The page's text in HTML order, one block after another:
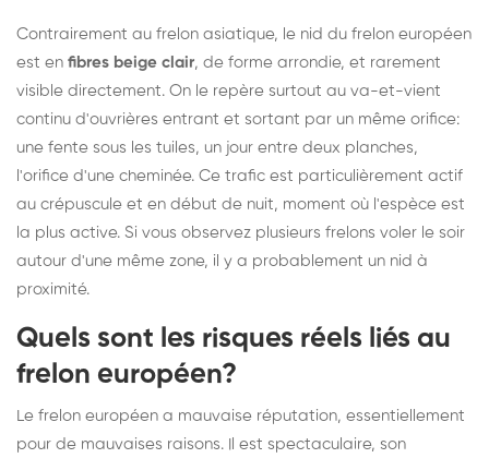
Contrairement au frelon asiatique, le nid du frelon européen
est en fibres beige clair, de forme arrondie, et rarement
visible directement. On le repère surtout au va-et-vient
continu d'ouvrières entrant et sortant par un même orifice:
une fente sous les tuiles, un jour entre deux planches,
l'orifice d'une cheminée. Ce trafic est particulièrement actif
au crépuscule et en début de nuit, moment où l'espèce est
la plus active. Si vous observez plusieurs frelons voler le soir
autour d'une même zone, il y a probablement un nid à
proximité.
Quels sont les risques réels liés au
frelon européen?
Le frelon européen a mauvaise réputation, essentiellement
pour de mauvaises raisons. Il est spectaculaire, son